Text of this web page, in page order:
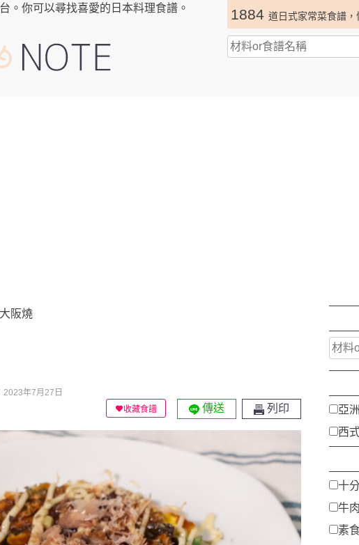
。你可以尋找喜愛的日本料理食譜。 1884 道日式家常菜食譜，
阪燒
2023年7月27日
收藏食譜
傳送 列印
亞
西
十
牛
素